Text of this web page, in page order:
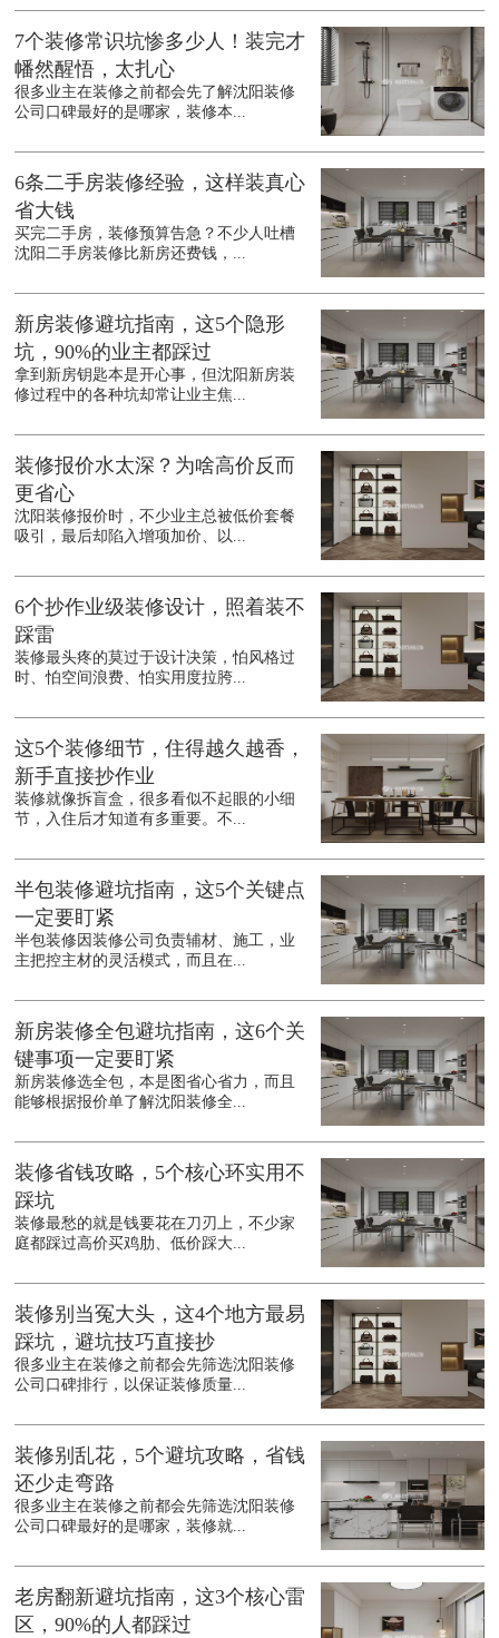
7个装修常识坑惨多少人！装完才
幡然醒悟，太扎心
很多业主在装修之前都会先了解沈阳装修
公司口碑最好的是哪家，装修本...
6条二手房装修经验，这样装真心
省大钱
买完二手房，装修预算告急？不少人吐槽
沈阳二手房装修比新房还费钱，...
新房装修避坑指南，这5个隐形
坑，90%的业主都踩过
拿到新房钥匙本是开心事，但沈阳新房装
修过程中的各种坑却常让业主焦...
装修报价水太深？为啥高价反而
更省心
沈阳装修报价时，不少业主总被低价套餐
吸引，最后却陷入增项加价、以...
6个抄作业级装修设计，照着装不
踩雷
装修最头疼的莫过于设计决策，怕风格过
时、怕空间浪费、怕实用度拉胯...
这5个装修细节，住得越久越香，
新手直接抄作业
装修就像拆盲盒，很多看似不起眼的小细
节，入住后才知道有多重要。不...
半包装修避坑指南，这5个关键点
一定要盯紧
半包装修因装修公司负责辅材、施工，业
主把控主材的灵活模式，而且在...
新房装修全包避坑指南，这6个关
键事项一定要盯紧
新房装修选全包，本是图省心省力，而且
能够根据报价单了解沈阳装修全...
装修省钱攻略，5个核心环实用不
踩坑
装修最愁的就是钱要花在刀刃上，不少家
庭都踩过高价买鸡肋、低价踩大...
装修别当冤大头，这4个地方最易
踩坑，避坑技巧直接抄
很多业主在装修之前都会先筛选沈阳装修
公司口碑排行，以保证装修质量...
装修别乱花，5个避坑攻略，省钱
还少走弯路
很多业主在装修之前都会先筛选沈阳装修
公司口碑最好的是哪家，装修就...
老房翻新避坑指南，这3个核心雷
区，90%的人都踩过